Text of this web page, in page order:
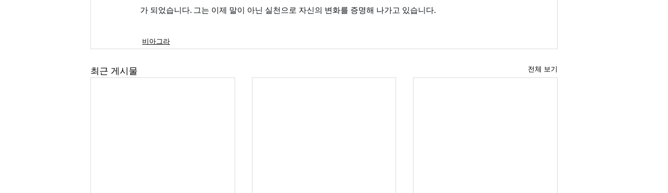
가 되었습니다. 그는 이제 말이 아닌 실천으로 자신의 변화를 증명해 나가고 있습니다.
비아그라
최근 게시물 전체 보기